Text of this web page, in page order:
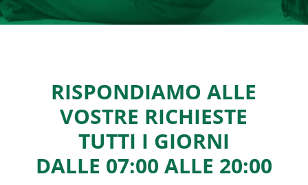
RISPONDIAMO ALLE
VOSTRE RICHIESTE
TUTTI I GIORNI
DALLE 07:00 ALLE 20:00